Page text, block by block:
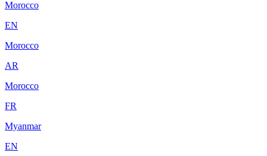
Morocco
EN
Morocco
AR
Morocco
FR
Myanmar
EN